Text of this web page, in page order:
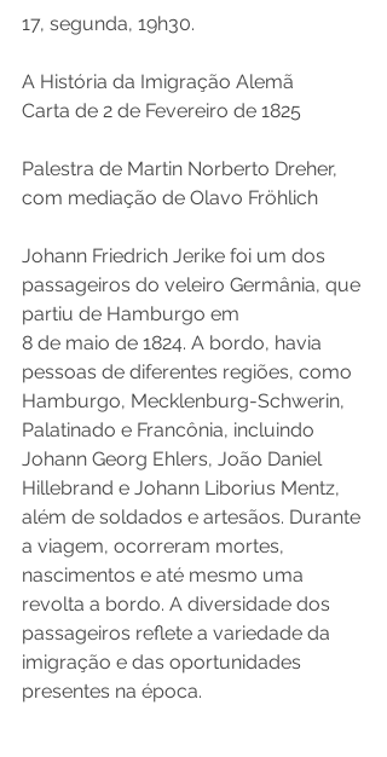
17, segunda, 19h30.
A História da Imigração Alemã
Carta de 2 de Fevereiro de 1825
Palestra de Martin Norberto Dreher,
com mediação de Olavo Fröhlich
Johann Friedrich Jerike foi um dos
passageiros do veleiro Germânia, que
partiu de Hamburgo em
8 de maio de 1824. A bordo, havia
pessoas de diferentes regiões, como
Hamburgo, Mecklenburg-Schwerin,
Palatinado e Francônia, incluindo
Johann Georg Ehlers, João Daniel
Hillebrand e Johann Liborius Mentz,
além de soldados e artesãos. Durante
a viagem, ocorreram mortes,
nascimentos e até mesmo uma
revolta a bordo. A diversidade dos
passageiros reflete a variedade da
imigração e das oportunidades
presentes na época.